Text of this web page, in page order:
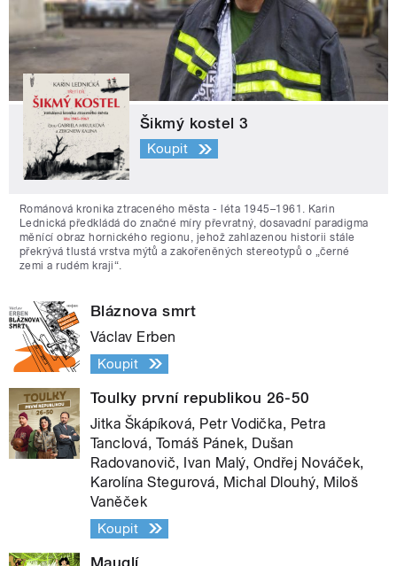
Šikmý kostel 3
Koupit
Románová kronika ztraceného města - léta 1945–1961. Karin
Lednická předkládá do značné míry převratný, dosavadní paradigma
měnící obraz hornického regionu, jehož zahlazenou historii stále
překrývá tlustá vrstva mýtů a zakořeněných stereotypů o „černé
zemi a rudém kraji“.
Bláznova smrt
Václav Erben
Koupit
Toulky první republikou 26-50
Jitka Škápíková, Petr Vodička, Petra
Tanclová, Tomáš Pánek, Dušan
Radovanovič, Ivan Malý, Ondřej Nováček,
Karolína Stegurová, Michal Dlouhý, Miloš
Vaněček
Koupit
Mauglí